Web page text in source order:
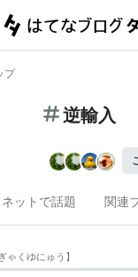
プ
逆輸入
ネットで話題 関連
ゃくゆにゅう 】